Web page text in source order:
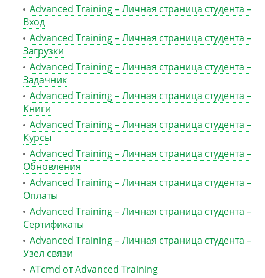
Advanced Training – Личная страница студента –
Вход
Advanced Training – Личная страница студента –
Загрузки
Advanced Training – Личная страница студента –
Задачник
Advanced Training – Личная страница студента –
Книги
Advanced Training – Личная страница студента –
Курсы
Advanced Training – Личная страница студента –
Обновления
Advanced Training – Личная страница студента –
Оплаты
Advanced Training – Личная страница студента –
Сертификаты
Advanced Training – Личная страница студента –
Узел связи
ATcmd от Advanced Training